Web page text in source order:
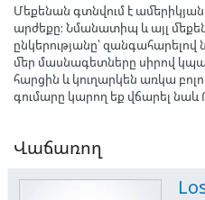
Մեքենան գտնվում է
արժեքը: Նմանատիպ և այլ
ընկերությանը՝
մեր մասնագետները սիրով
հարցին և կուղարկեն առկա
գումարը կարող եք վճարել նաև
Վաճառող